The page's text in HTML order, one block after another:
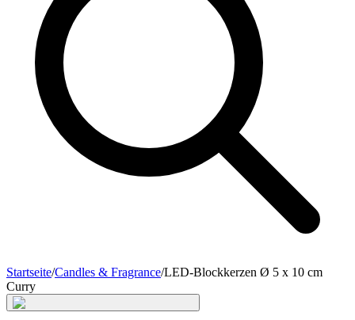
Startseite/Candles & Fragrance/LED-Blockkerzen Ø 5 x 10 cm
Curry